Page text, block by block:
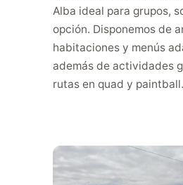
Alba ideal para grupos,
opción. Disponemos de
habitaciones y menús
además de actividades
rutas en quad y paintball.